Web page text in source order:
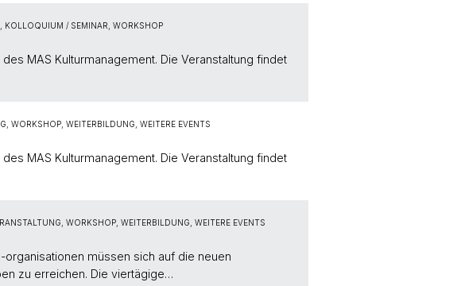
KOLLOQUIUM / SEMINAR, WORKSHOP
MAS Kulturmanagement. Die Veranstaltung findet
WORKSHOP, WEITERBILDUNG, WEITERE EVENTS
MAS Kulturmanagement. Die Veranstaltung findet
WORKSHOP, WEITERBILDUNG, WEITERE EVENTS
müssen sich auf die neuen
zu erreichen. Die viertägige…